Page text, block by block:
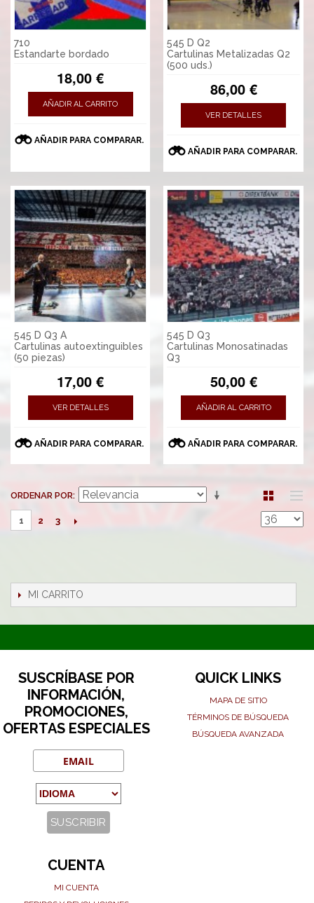
710
Estandarte bordado
18,00 €
AÑADIR AL CARRITO
AÑADIR PARA COMPARAR.
545 D Q2
Cartulinas Metalizadas Q2
(500 uds.)
86,00 €
VER DETALLES
AÑADIR PARA COMPARAR.
545 D Q3 A
Cartulinas autoextinguibles
(50 piezas)
17,00 €
VER DETALLES
AÑADIR PARA COMPARAR.
545 D Q3
Cartulinas Monosatinadas
Q3
50,00 €
AÑADIR AL CARRITO
AÑADIR PARA COMPARAR.
ORDENAR POR
1 2 3
MI CARRITO
SUSCRÍBASE POR
INFORMACIÓN,
PROMOCIONES,
OFERTAS ESPECIALES
QUICK LINKS
MAPA DE SITIO
TÉRMINOS DE BÚSQUEDA
BÚSQUEDA AVANZADA
CUENTA
MI CUENTA